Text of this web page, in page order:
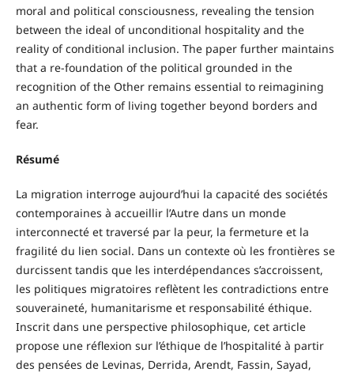
moral and political consciousness, revealing the tension
between the ideal of unconditional hospitality and the
reality of conditional inclusion. The paper further maintains
that a re-foundation of the political grounded in the
recognition of the Other remains essential to reimagining
an authentic form of living together beyond borders and
fear.
Résumé
La migration interroge aujourd’hui la capacité des sociétés
contemporaines à accueillir l’Autre dans un monde
interconnecté et traversé par la peur, la fermeture et la
fragilité du lien social. Dans un contexte où les frontières se
durcissent tandis que les interdépendances s’accroissent,
les politiques migratoires reflètent les contradictions entre
souveraineté, humanitarisme et responsabilité éthique.
Inscrit dans une perspective philosophique, cet article
propose une réflexion sur l’éthique de l’hospitalité à partir
des pensées de Levinas, Derrida, Arendt, Fassin, Sayad,